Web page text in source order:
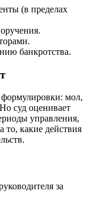
(в пределах
банкротства.
мол,
суд оценивает
управления,
то, какие действия
за